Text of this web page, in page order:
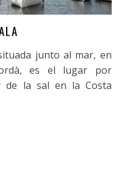
junto al mar, en
es el lugar por
de la sal en la Costa